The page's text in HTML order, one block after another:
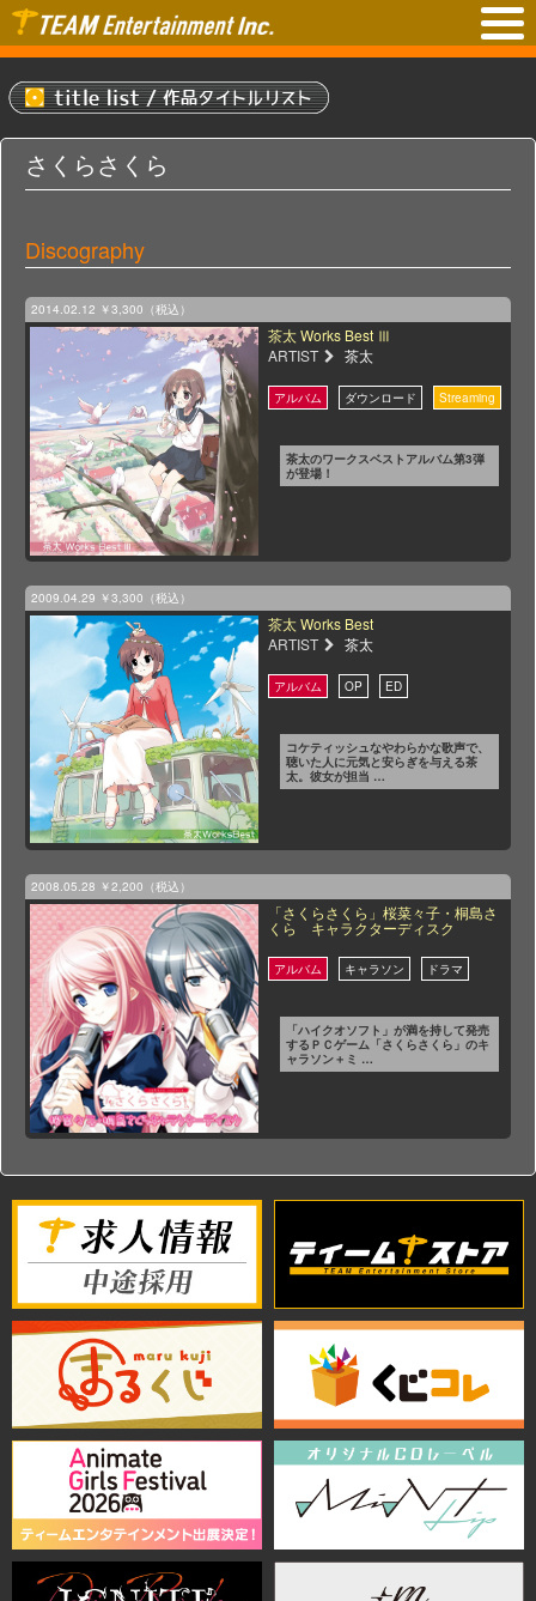
さくらさくら
Discography
2014.02.12 ￥3,300（税込）
茶太 Works Best Ⅲ
ARTIST
茶太
茶太のワークスベストアルバム第3弾
が登場！
2009.04.29 ￥3,300（税込）
茶太 Works Best
ARTIST
茶太
コケティッシュなやわらかな歌声で、
聴いた人に元気と安らぎを与える茶
太。彼女が担当 …
2008.05.28 ￥2,200（税込）
「さくらさくら」桜菜々子・桐島さ
くら キャラクターディスク
「ハイクオソフト」が満を持して発売
するＰＣゲーム「さくらさくら」のキ
ャラソン＋ミ …